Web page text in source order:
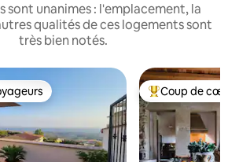
sont unanimes : l'emplacement, la
qualités de ces logements sont
très bien notés.
Coup de cœur
Coup de cœur